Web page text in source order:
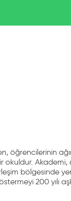
öğrencilerinin
okuldur. Akademi,
bölgesinde
200 yılı